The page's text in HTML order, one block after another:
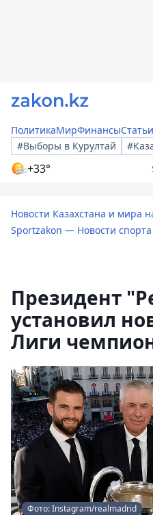
ПолитикаМирФинансыСтатьи
#Выборы в Курултай
+33°
Новости Казахстана и мира
Sportzakon — Новости спорта
Президент
установил
Лиги
Фото: Instagram/realmadrid